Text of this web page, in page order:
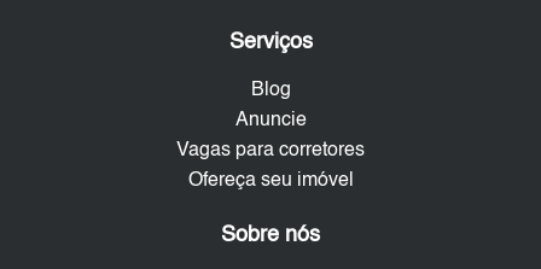
Serviços
Blog
Anuncie
Vagas para corretores
Ofereça seu imóvel
Sobre nós